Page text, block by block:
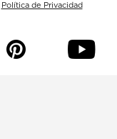
Política de Privacidad
p y